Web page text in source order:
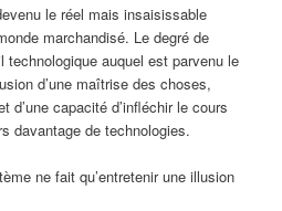
le réel mais insaisissable
marchandisé. Le degré de
technologique auquel est parvenu le
d’une maîtrise des choses,
d’une capacité d’infléchir le cours
davantage de technologies.
ne fait qu’entretenir une illusion